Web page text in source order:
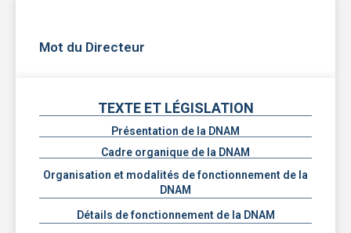
Mot du Directeur
TEXTE ET LÉGISLATION
Présentation de la DNAM
Cadre organique de la DNAM
Organisation et modalités de fonctionnement de la
DNAM
Détails de fonctionnement de la DNAM